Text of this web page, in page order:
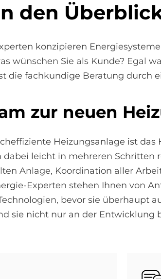
den
konzipieren
wünschen Sie als Kunde? Egal
die fachkundige Beratung durch
zur neu­en
Heizungsanlage ist
dabei leicht in mehreren
Anlage, Koordination aller
Experten stehen Ihnen von
bevor sie überhaupt
sie nicht nur an der
Bild